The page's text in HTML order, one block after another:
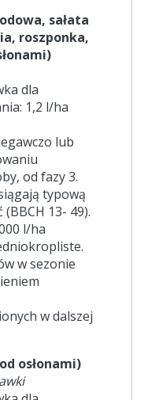
sałata
roszponka,
dla
1,2 l/ha
lub
od fazy 3.
typową
13- 49).
l/ha
w sezonie
w dalszej
osłonami)